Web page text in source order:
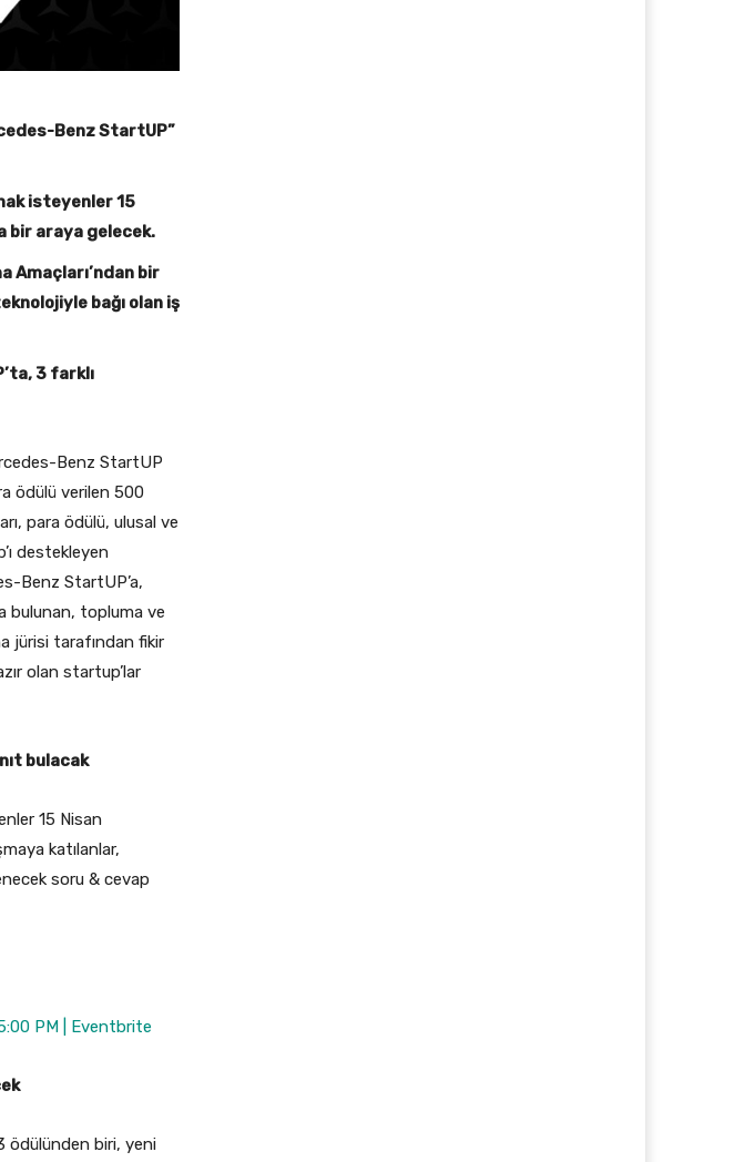
Benz StartUP”
isteyenler 15
bir araya gelecek.
Amaçları’ndan bir
bağı olan iş
3 farklı
Benz StartUP
ödülü verilen 500
para ödülü, ulusal ve
destekleyen
Benz StartUP’a,
bulunan, topluma ve
jürisi tarafından fikir
olan startup’lar
bulacak
15 Nisan
katılanlar,
soru & cevap
PM | Eventbrite
ödülünden biri, yeni